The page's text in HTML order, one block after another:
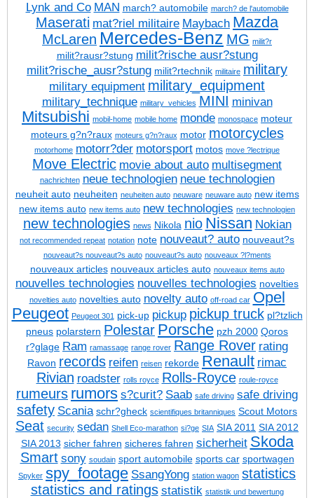
Lynk and Co MAN march? automobile march? de l'automobile
Maserati mat?riel militaire Maybach Mazda
McLaren Mercedes-Benz MG milit?r
milit?rausr?stung milit?rische ausr?stung
milit?rische_ausr?stung milit?rtechnik militaire military
military equipment military_equipment
military_technique military_vehicles MINI minivan
Mitsubishi mobil-home mobile home monde monospace moteur
moteurs g?n?raux moteurs g?n?raux motor motorcycles
motorhome motorr?der motorsport motos move ?lectrique
Move Electric movie about auto multisegment
nachrichten neue technologien neue technologien
neuheit auto neuheiten neuheiten auto neuware neuware auto new items
new items auto new items auto new technologies new technologien
new technologies news Nikola nio Nissan Nokian
not recommended repeat notation note nouveaut? auto nouveaut?s
nouveaut?s nouveaut?s auto nouveaut?s auto nouveaux ?l?ments
nouveaux articles nouveaux articles auto nouveaux items auto
nouvelles technologies nouvelles technologies novelties
novelties auto novelties auto novelty auto off-road car Opel
Peugeot Peugeot 301 pick-up pickup pickup truck pl?tzlich
pneus polarstern Polestar Porsche pzh 2000 Qoros
r?glage Ram ramassage range rover Range Rover rating
Ravon records reifen reisen rekorde Renault rimac
Rivian roadster rolls royce Rolls-Royce roule-royce
rumeurs rumors s?curit? Saab safe driving safe driving
safety Scania schr?gheck scientifiques britanniques Scout Motors
Seat security sedan Shell Eco-marathon si?ge SIA SIA 2011 SIA 2012
SIA 2013 sicher fahren sicheres fahren sicherheit Skoda
Smart sony soudain sport automobile sports car sportwagen
Spyker spy_footage SsangYong station wagon statistics
statistics and ratings statistik statistik und bewertung